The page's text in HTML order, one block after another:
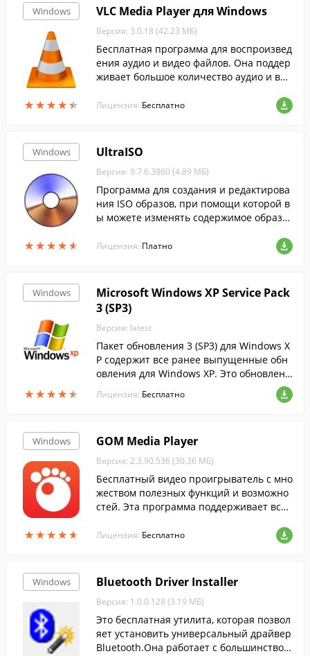
Windows
★★★★★
★★★★★
VLC Media Player для Windows
Версия: 3.0.18 (42.23 МБ)
Бесплатная программа для воспроизвед
ения аудио и видео файлов. Она поддер
живает большое количество аудио и вид
Лицензия: Бесплатно
Windows
★★★★★
★★★★★
UltraISO
Версия: 9.7.6.3860 (4.89 МБ)
Программа для создания и редактирова
ния ISO образов, при помощи которой в
ы можете изменять содержимое образо
ь ISO-файлы с жесткого диска.
Лицензия: Платно
Windows
★★★★★
★★★★★
Microsoft Windows XP Service Pack
3 (SP3)
Версия: latest
Пакет обновления 3 (SP3) для Windows X
P содержит все ранее выпущенные обн
овления для Windows XP. Это обновлени
е также включает несколько новых функ
ций, которые не вносят значительных и
Лицензия: Бесплатно
Windows
★★★★★
★★★★★
GOM Media Player
Версия: 2.3.90.536 (30.36 МБ)
Бесплатный видео проигрыватель с мно
жеством полезных функций и возможно
стей. Эта программа поддерживает все
вает отличное качество видео, и не тре
Лицензия: Бесплатно
Windows Bluetooth Driver Installer
Версия: 1.0.0.128 (3.19 МБ)
Это бесплатная утилита, которая позвол
яет установить универсальный драйвер
Bluetooth.Она работает с большинством